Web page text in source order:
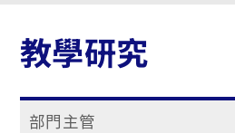
教學研究
部門主管